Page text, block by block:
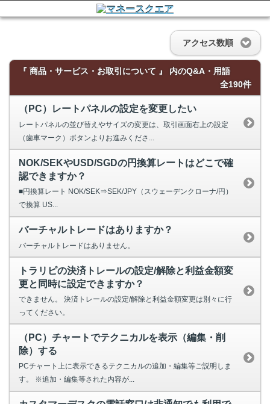
アクセス数順
『 商品・サービス・お取引について 』 内のQ&A・用語
全190件
（PC）レートパネルの設定を変更したい
レートパネルの並び替えやサイズの変更は、取引画面右上の設定
（歯車マーク）ボタンよりお進みくださ...
NOK/SEKやUSD/SGDの円換算レートはどこで確
認できますか？
■円換算レート NOK/SEK⇒SEK/JPY（スウェーデンクローナ/円）
で換算 US...
バーチャルトレードはありますか？
バーチャルトレードはありません。
トラリピの決済トレールの設定/解除と利益金額変
更と同時に設定できますか？
できません。 決済トレールの設定/解除と利益金額変更は別々に行
ってください。
（PC）チャートでテクニカルを表示（編集・削
除）する
PCチャート上に表示できるテクニカルの追加・編集等ご説明しま
す。 ※追加・編集等された内容が...